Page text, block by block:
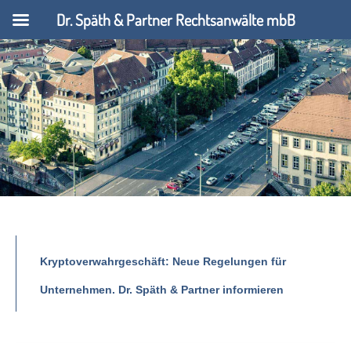
Kryptoverwahrgeschäft: Neue Regelungen für
Unternehmen. Dr. Späth & Partner informieren
Dr. Späth & Partner Rechtsanwälte mbB